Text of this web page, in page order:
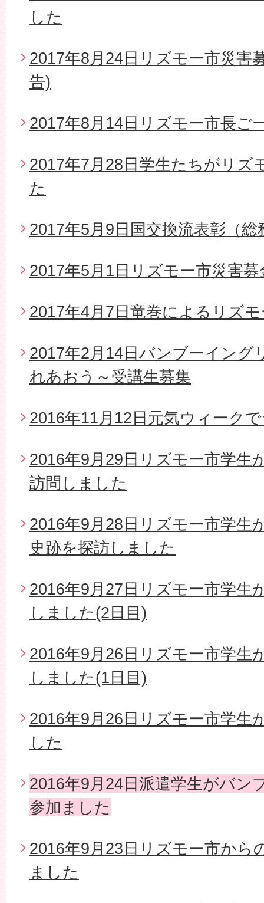
した
2017年8月24日リズモー市災害
告)
2017年8月14日リズモー市長ご
2017年7月28日学生たちがリズ
た
2017年5月9日国交換流表彰（総
2017年5月1日リズモー市災害
2017年4月7日竜巻によるリズ
2017年2月14日バンブーイング
れあおう～受講生募集
2016年11月12日元気ウィーク
2016年9月29日リズモー市学生
訪問しました
2016年9月28日リズモー市学生
史跡を探訪しました
2016年9月27日リズモー市学生
しました(2日目)
2016年9月26日リズモー市学生
しました(1日目)
2016年9月26日リズモー市学生
した
2016年9月24日派遣学生がバン
参加ました
2016年9月23日リズモー市から
ました